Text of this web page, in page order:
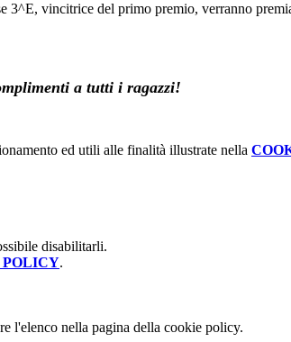
vincitrice del primo premio, verranno
a tutti i ragazzi!
ed utili alle finalità illustrate nella
disabilitarli.
POLICY.
l'elenco nella pagina della cookie policy.